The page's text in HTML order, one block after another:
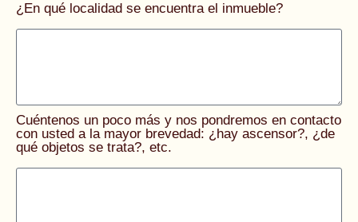
¿En qué localidad se encuentra el inmueble?
Cuéntenos un poco más y nos pondremos en contacto
con usted a la mayor brevedad: ¿hay ascensor?, ¿de
qué objetos se trata?, etc.